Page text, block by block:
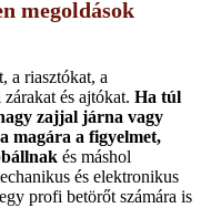
megoldások
a riasztókat, a
és ajtókat. Ha túl
zajjal járna vagy
magára a figyelmet,
és máshol
és elektronikus
profi betörőt számára is